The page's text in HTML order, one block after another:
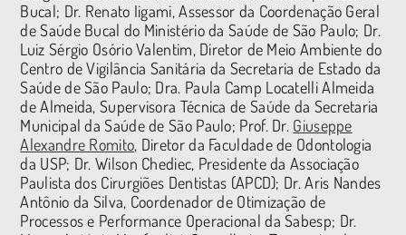
Bucal; Dr. Renato Iigami, Assessor da Coordenação Geral
de Saúde Bucal do Ministério da Saúde de São Paulo; Dr.
Luiz Sérgio Osório Valentim, Diretor de Meio Ambiente do
Centro de Vigilância Sanitária da Secretaria de Estado da
Saúde de São Paulo; Dra. Paula Camp Locatelli Almeida
de Almeida, Supervisora Técnica de Saúde da Secretaria
Municipal da Saúde de São Paulo; Prof. Dr. Giuseppe
Alexandre Romito, Diretor da Faculdade de Odontologia
da USP; Dr. Wilson Chediec, Presidente da Associação
Paulista dos Cirurgiões Dentistas (APCD); Dr. Aris Nandes
Antônio da Silva, Coordenador de Otimização de
Processos e Performance Operacional da Sabesp; Dr.